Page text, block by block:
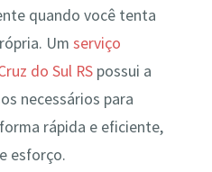
quando você tenta
Um serviço
do Sul RSpossui a
necessários para
rápida e eficiente,
esforço.